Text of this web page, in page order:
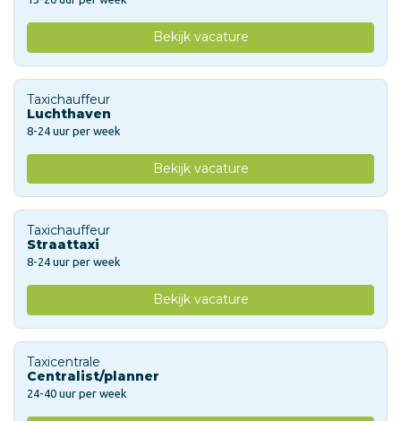
Bekijk vacature
Taxichauffeur
Luchthaven
8-24 uur per week
Bekijk vacature
Taxichauffeur
Straattaxi
8-24 uur per week
Bekijk vacature
Taxicentrale
Centralist/planner
24-40 uur per week